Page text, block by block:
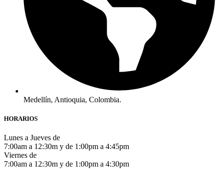
Medellín, Antioquia, Colombia.
HORARIOS
Lunes a Jueves de
7:00am a 12:30m y de 1:00pm a 4:45pm
Viernes de
7:00am a 12:30m y de 1:00pm a 4:30pm